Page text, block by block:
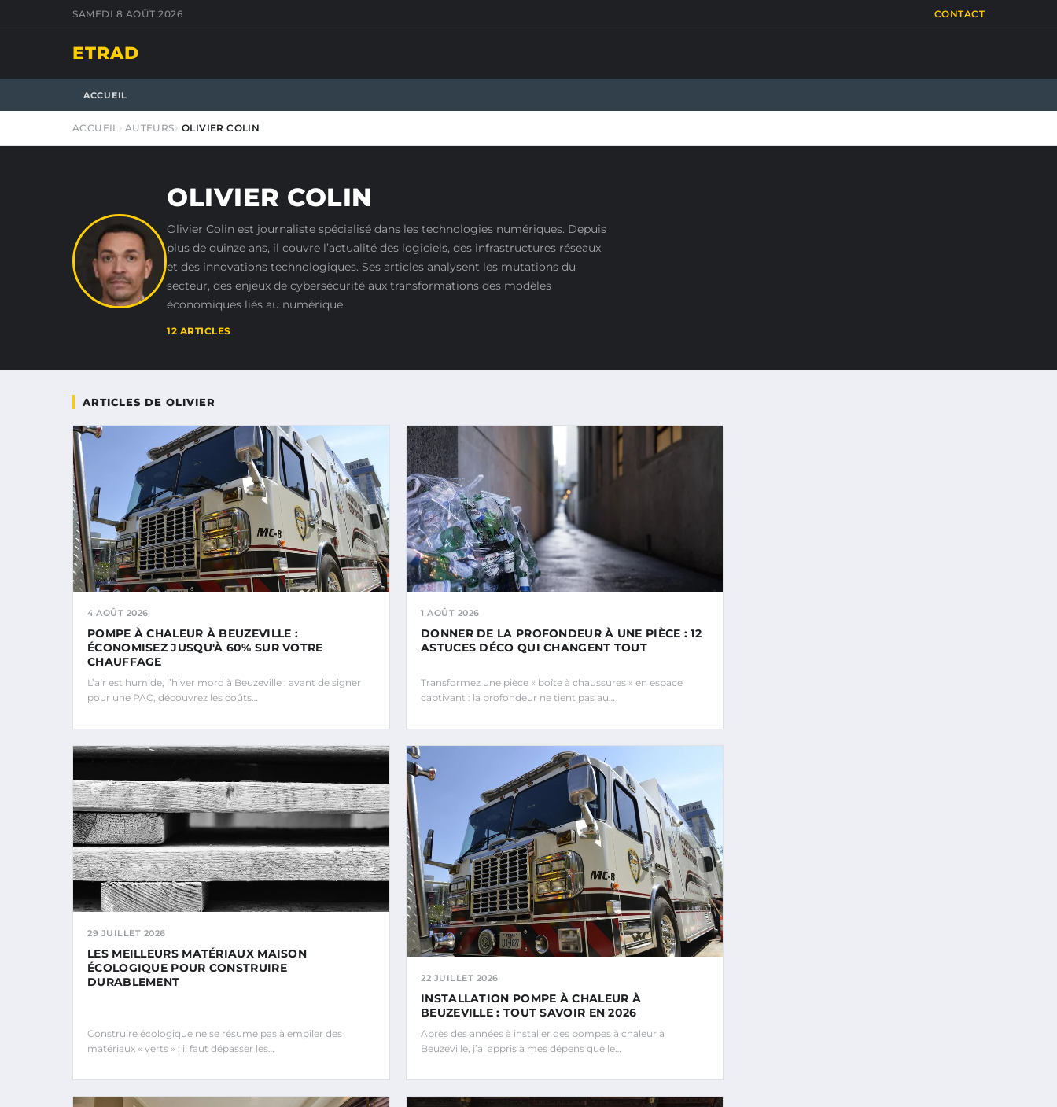
SAMEDI 8 AOÛT 2026 CONTACT
ETRAD
ACCUEIL
ACCUEIL AUTEURS OLIVIER COLIN
OLIVIER COLIN
Olivier Colin est journaliste spécialisé dans les technologies numériques. Depuis
plus de quinze ans, il couvre l’actualité des logiciels, des infrastructures réseaux
et des innovations technologiques. Ses articles analysent les mutations du
secteur, des enjeux de cybersécurité aux transformations des modèles
économiques liés au numérique.
12 ARTICLES
ARTICLES DE OLIVIER
4 AOÛT 2026
POMPE À CHALEUR À BEUZEVILLE :
ÉCONOMISEZ JUSQU'À 60% SUR VOTRE
CHAUFFAGE
L’air est humide, l’hiver mord à Beuzeville : avant de signer
pour une PAC, découvrez les coûts…
1 AOÛT 2026
DONNER DE LA PROFONDEUR À UNE PIÈCE : 12
ASTUCES DÉCO QUI CHANGENT TOUT
Transformez une pièce « boîte à chaussures » en espace
captivant : la profondeur ne tient pas au…
29 JUILLET 2026
LES MEILLEURS MATÉRIAUX MAISON
ÉCOLOGIQUE POUR CONSTRUIRE
DURABLEMENT
Construire écologique ne se résume pas à empiler des
matériaux « verts » : il faut dépasser les…
22 JUILLET 2026
INSTALLATION POMPE À CHALEUR À
BEUZEVILLE : TOUT SAVOIR EN 2026
Après des années à installer des pompes à chaleur à
Beuzeville, j’ai appris à mes dépens que le…